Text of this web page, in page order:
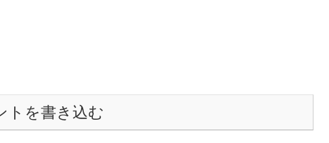
トを書き込む